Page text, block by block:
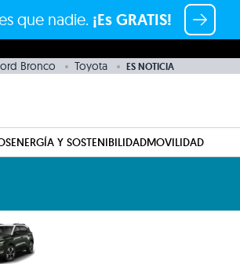
que nadie. ¡Es GRATIS!
Bronco Toyota ES NOTICIA
ENERGÍA Y SOSTENIBILIDADMOVILIDAD